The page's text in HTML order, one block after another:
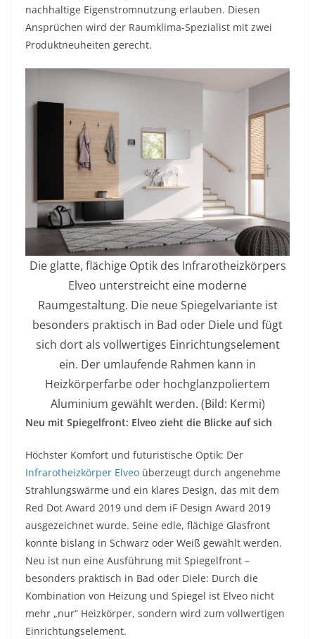
nachhaltige Eigenstromnutzung erlauben. Diesen
Ansprüchen wird der Raumklima-Spezialist mit zwei
Produktneuheiten gerecht.
Die glatte, flächige Optik des Infrarotheizkörpers
Elveo unterstreicht eine moderne
Raumgestaltung. Die neue Spiegelvariante ist
besonders praktisch in Bad oder Diele und fügt
sich dort als vollwertiges Einrichtungselement
ein. Der umlaufende Rahmen kann in
Heizkörperfarbe oder hochglanzpoliertem
Aluminium gewählt werden. (Bild: Kermi)
Neu mit Spiegelfront: Elveo zieht die Blicke auf sich
Höchster Komfort und futuristische Optik: Der
Infrarotheizkörper Elveo überzeugt durch angenehme
Strahlungswärme und ein klares Design, das mit dem
Red Dot Award 2019 und dem iF Design Award 2019
ausgezeichnet wurde. Seine edle, flächige Glasfront
konnte bislang in Schwarz oder Weiß gewählt werden.
Neu ist nun eine Ausführung mit Spiegelfront –
besonders praktisch in Bad oder Diele: Durch die
Kombination von Heizung und Spiegel ist Elveo nicht
mehr „nur“ Heizkörper, sondern wird zum vollwertigen
Einrichtungselement.